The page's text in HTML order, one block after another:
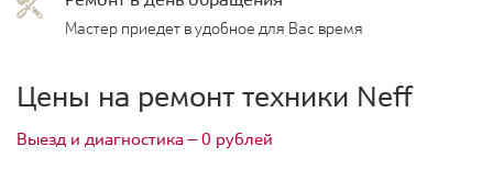
Мастер приедет в удобное для Вас время
Цены на ремонт техники Neff
Выезд и диагностика — 0 рублей